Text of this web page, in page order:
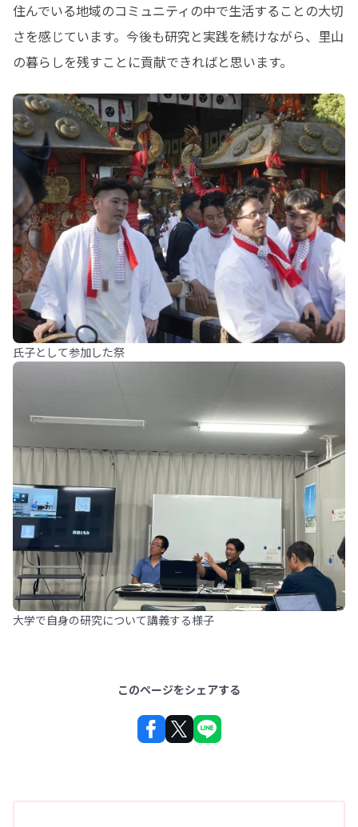
住んでいる地域のコミュニティの中で生活することの大切
さを感じています。今後も研究と実践を続けながら、里山
の暮らしを残すことに貢献できればと思います。
氏子として参加した祭
大学で自身の研究について講義する様子
このページをシェアする